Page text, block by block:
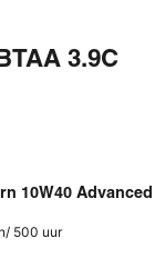
3.9C
10W40 Advanced
500 uur